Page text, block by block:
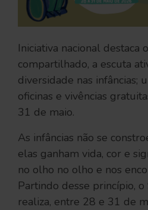
Iniciativa nacional destaca
compartilhado, a escuta
diversidade nas infâncias;
oficinas e vivências
31 de maio.
As infâncias não se
elas ganham vida, cor e
no olho no olho e nos
Partindo desse princípio, o
realiza, entre 28 e 31 de